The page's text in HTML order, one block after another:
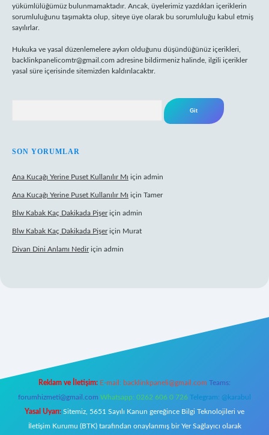
yükümlülüğümüz bulunmamaktadır. Ancak, üyelerimiz yazdıkları içeriklerin
sorumluluğunu taşımakta olup, siteye üye olarak bu sorumluluğu kabul etmiş
sayılırlar.
Hukuka ve yasal düzenlemelere aykırı olduğunu düşündüğünüz içerikleri,
backlinkpanelicomtr@gmail.com adresine bildirmeniz halinde, ilgili içerikler
yasal süre içerisinde sitemizden kaldırılacaktır.
SON YORUMLAR
Ana Kucağı Yerine Puset Kullanılır Mı için admin
Ana Kucağı Yerine Puset Kullanılır Mı için Tamer
Blw Kabak Kaç Dakikada Pişeriçin admin
Blw Kabak Kaç Dakikada Pişeriçin Murat
Divan Dini Anlamı Nediriçin admin
Reklam ve İletişim: E-mail: backlinkpaneli@gmail.com Teams:
forumhizmeti@gmail.com Whatsapp: 0262 606 0 726 Telegram: @karabul
Yasal Uyarı: Sitemiz, 5651 Sayılı Kanun gereğince Bilgi Teknolojileri ve
İletişim Kurumu (BTK) tarafından onaylanmış bir Yer Sağlayıcı olarak